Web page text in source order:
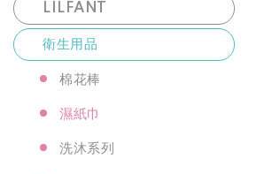
LILFANT
衛生用品
棉花棒
濕紙巾
洗沐系列